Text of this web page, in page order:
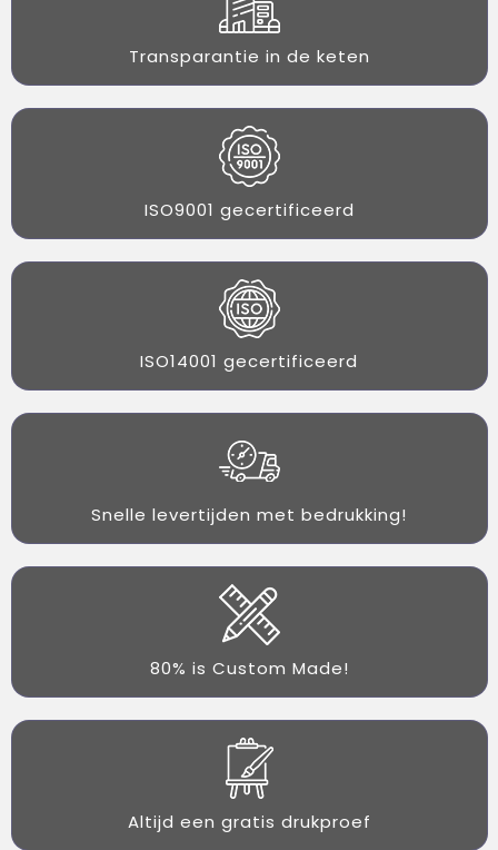
Transparantie in de keten
ISO9001 gecertificeerd
ISO14001 gecertificeerd
Snelle levertijden met bedrukking!
80% is Custom Made!
Altijd een gratis drukproef